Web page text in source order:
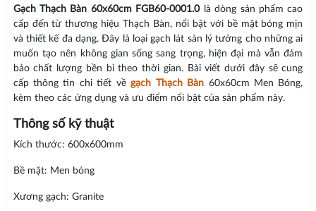
Gạch Thạch Bàn 60x60cm FGB60-0001.0 là dòng sản phẩm cao
cấp đến từ thương hiệu Thạch Bàn, nổi bật với bề mặt bóng mịn
và thiết kế đa dạng. Đây là loại gạch lát sàn lý tưởng cho những ai
muốn tạo nên không gian sống sang trọng, hiện đại mà vẫn đảm
bảo chất lượng bền bỉ theo thời gian. Bài viết dưới đây sẽ cung
cấp thông tin chi tiết vềgạch Thạch Bàn 60x60cm Men Bóng,
kèm theo các ứng dụng và ưu điểm nổi bật của sản phẩm này.
Thông số kỹ thuật
Kích thước: 600x600mm
Bề mặt: Men bóng
Xương gạch: Granite